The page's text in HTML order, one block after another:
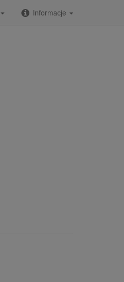
Informacje